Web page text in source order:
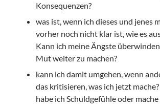
Konsequenzen?
was ist, wenn ich dieses und jenes
vorher noch nicht klar ist, wie es
Kann ich meine Ängste
Mut weiter zu machen?
kann ich damit umgehen, wenn
das kritisieren, was ich jetzt
habe ich Schuldgefühle oder